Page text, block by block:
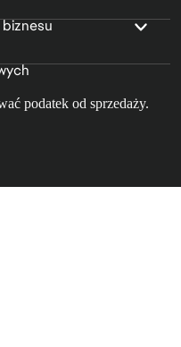
podatek od sprzedaży.